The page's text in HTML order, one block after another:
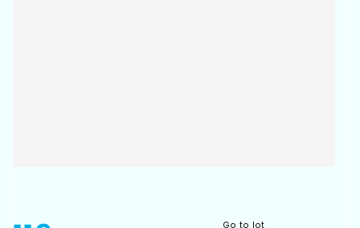
Go to lot